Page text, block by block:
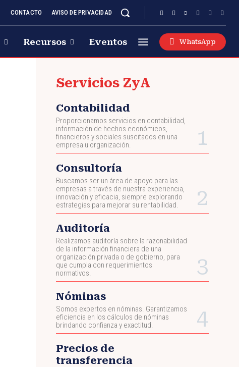
CONTACTO AVISO DE PRIVACIDAD
Recursos Eventos WhatsApp
Servicios ZyA
Contabilidad
Proporcionamos servicios en contabilidad,
información de hechos económicos,
financieros y sociales suscitados en una
empresa u organización.
Consultoría
Buscamos ser un área de apoyo para las
empresas a través de nuestra experiencia,
innovación y eficacia, siempre explorando
estrategias para mejorar su rentabilidad.
Auditoría
Realizamos auditoría sobre la razonabilidad
de la información financiera de una
organización privada o de gobierno, para
que cumpla con requerimientos
normativos.
Nóminas
Somos expertos en nóminas. Garantizamos
eficiencia en los cálculos de nóminas
brindando confianza y exactitud.
Precios de
transferencia